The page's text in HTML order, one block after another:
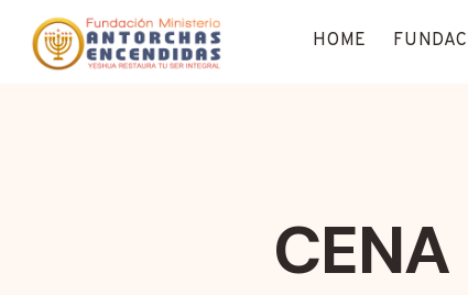
contenido
HOME